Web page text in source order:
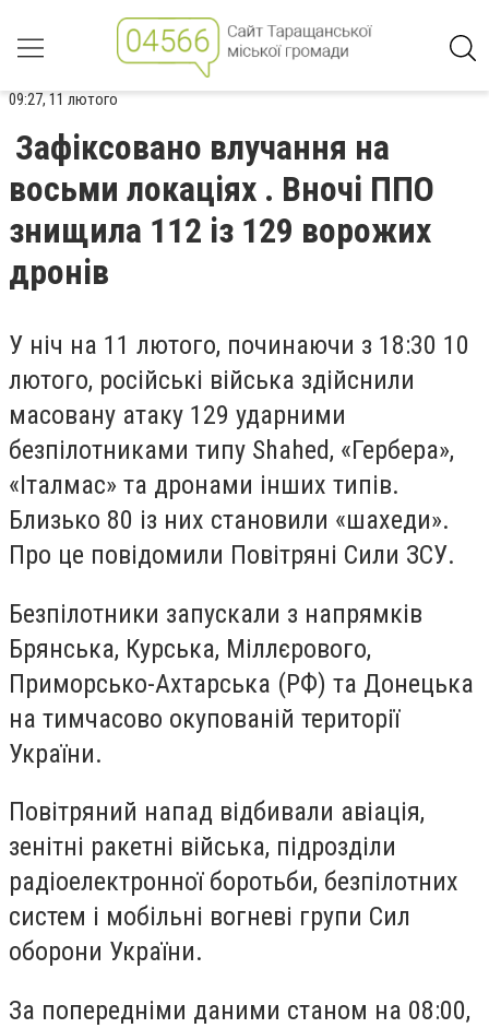
09:27, 11 лютого
Зафіксовано влучання на
восьми локаціях . Вночі ППО
знищила 112 із 129 ворожих
дронів
У ніч на 11 лютого, починаючи з 18:30 10
лютого, російські війська здійснили
масовану атаку 129 ударними
безпілотниками типу Shahed, «Гербера»,
«Італмас» та дронами інших типів.
Близько 80 із них становили «шахеди».
Про це повідомили Повітряні Сили ЗСУ.
Безпілотники запускали з напрямків
Брянська, Курська, Міллєрового,
Приморсько-Ахтарська (РФ) та Донецька
на тимчасово окупованій території
України.
Повітряний напад відбивали авіація,
зенітні ракетні війська, підрозділи
радіоелектронної боротьби, безпілотних
систем і мобільні вогневі групи Сил
оборони України.
За попередніми даними станом на 08:00,